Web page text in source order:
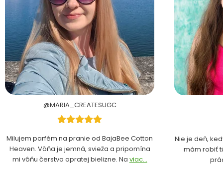
@MARIA_CREATESUGC
Milujem parfém na pranie od BajaBee Cotton
Heaven. Vôňa je jemná, svieža a pripomína
mi vôňu čerstvo opratej bielizne. Na viac...
Nie je deň,
mám robiť